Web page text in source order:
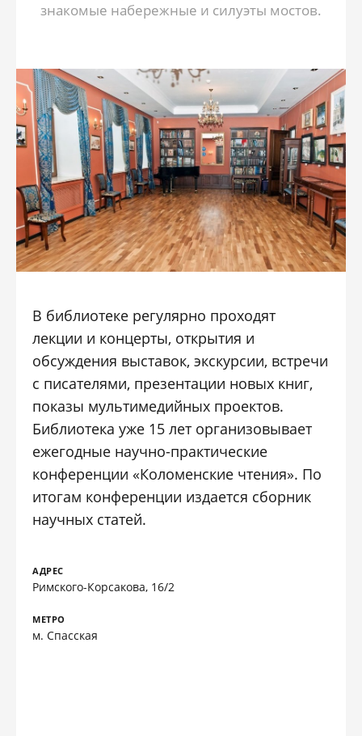
знакомые набережные и силуэты мостов.
В библиотеке регулярно проходят
лекции и концерты, открытия и
обсуждения выставок, экскурсии, встречи
с писателями, презентации новых книг,
показы мультимедийных проектов.
Библиотека уже 15 лет организовывает
ежегодные научно-практические
конференции «Коломенские чтения». По
итогам конференции издается сборник
научных статей.
АДРЕС
Римского-Корсакова, 16/2
МЕТРО
м. Спасская